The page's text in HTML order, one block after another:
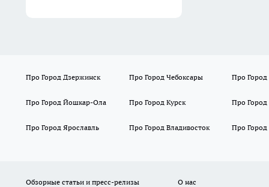
Про Город Дзержинск Про Город Чебоксары Про Город
Про Город Йошкар-Ола Про Город Курск Про
Про Город Ярославль Про Город Владивосток Про Город
Обзорные статьи и пресс-релизы
О нас